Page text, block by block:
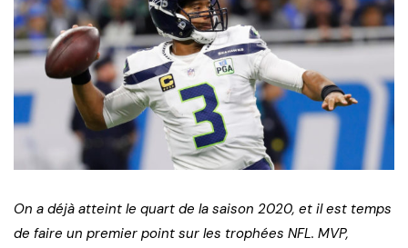
On a déjà atteint le quart de la saison 2020, et il est temps
de faire un premier point sur les trophées NFL. MVP,